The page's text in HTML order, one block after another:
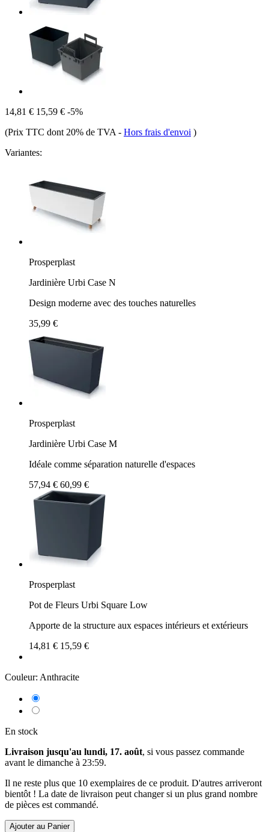
14,81 € 15,59 € -5%
(Prix TTC dont 20% de TVA - Hors frais d'envoi )
Variantes:
Prosperplast
Jardinière Urbi Case N
Design moderne avec des touches naturelles
35,99 €
Prosperplast
Jardinière Urbi Case M
Idéale comme séparation naturelle d'espaces
57,94 € 60,99 €
Prosperplast
Pot de Fleurs Urbi Square Low
Apporte de la structure aux espaces intérieurs et extérieurs
14,81 € 15,59 €
Couleur: Anthracite
En stock
Livraison jusqu'au lundi, 17. août, si vous passez commande
avant le dimanche à 23:59.
Il ne reste plus que 10 exemplaires de ce produit. D'autres arriveront
bientôt ! La date de livraison peut changer si un plus grand nombre
de pièces est commandé.
Ajouter au Panier